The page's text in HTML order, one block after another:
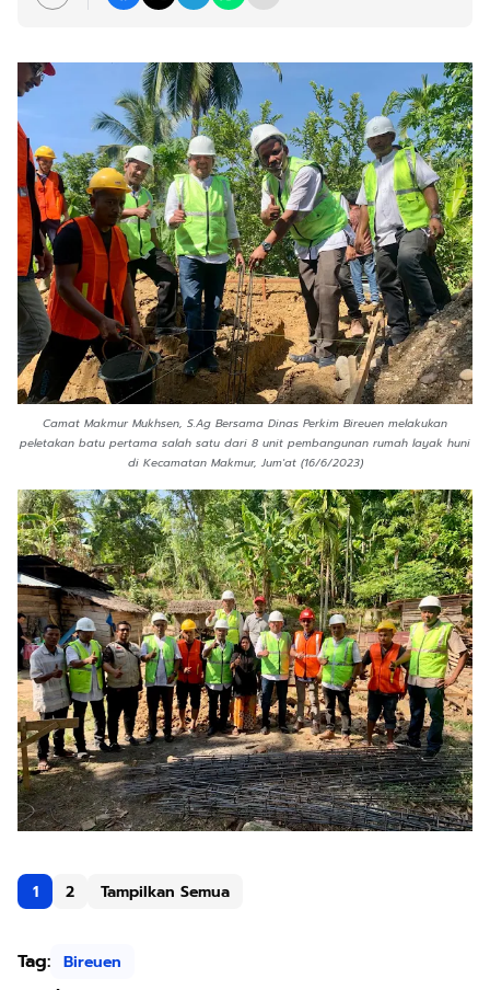
Camat Makmur Mukhsen, S.Ag Bersama Dinas Perkim Bireuen melakukan
peletakan batu pertama salah satu dari 8 unit pembangunan rumah layak huni
di Kecamatan Makmur, Jum'at (16/6/2023)
1 2 Tampilkan Semua
Tag: Bireuen